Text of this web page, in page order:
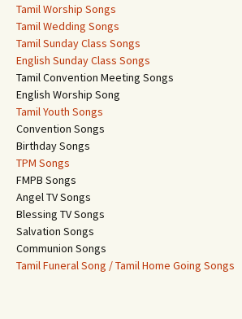
Tamil Worship Songs
Tamil Wedding Songs
Tamil Sunday Class Songs
English Sunday Class Songs
Tamil Convention Meeting Songs
English Worship Song
Tamil Youth Songs
Convention Songs
Birthday Songs
TPM Songs
FMPB Songs
Angel TV Songs
Blessing TV Songs
Salvation Songs
Communion Songs
Tamil Funeral Song / Tamil Home Going Songs